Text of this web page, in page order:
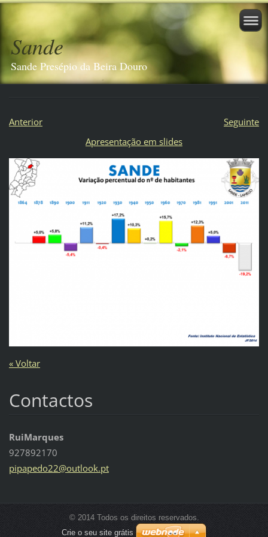
Sande
Sande Presépio da Beira Douro
Anterior
Seguinte
Apresentação em slides
« Voltar
Contactos
RuiMarques
927892170
pipapedo22@outlook.pt
© 2014 Todos os direitos reservados.
Crie o seu site grátis